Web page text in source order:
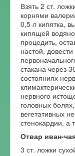
Взять 2 ст.
корнями
0,5 л кипятка,
кипящей
процедить,
настой,
стакана через
состояниях
нервного
головных
вегетативных
стенокардии, а
Отвар иван-
3 ст. ложки